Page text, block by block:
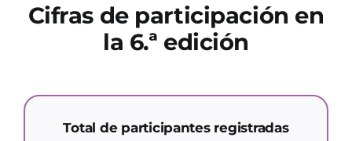
Cifras de participación en
la 6.ª edición
Total de participantes registradas